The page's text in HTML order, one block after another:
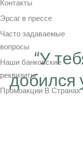
“У
добился
Контакты
Эрсаг в прессе
Часто задаваемые
вопросы
Наши банковские
реквизиты
Промоакции В Странах